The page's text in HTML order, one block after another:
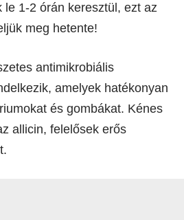
le 1-2 órán keresztül, ezt az
meg hetente!
antimikrobiális
amelyek hatékonyan
és gombákat. Kénes
allicin, felelősek erős